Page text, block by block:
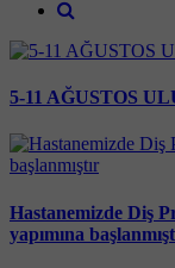
5-11 AĞUSTOS
Hastanemizde Diş
yapımına